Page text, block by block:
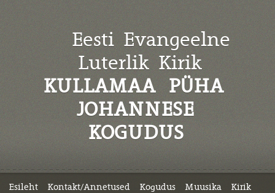
Eesti Evangeelne
Luterlik Kirik
KULLAMAA PÜHA
JOHANNESE
KOGUDUS
Esileht Kontakt/Annetused Kogudus Muusika
Kirik